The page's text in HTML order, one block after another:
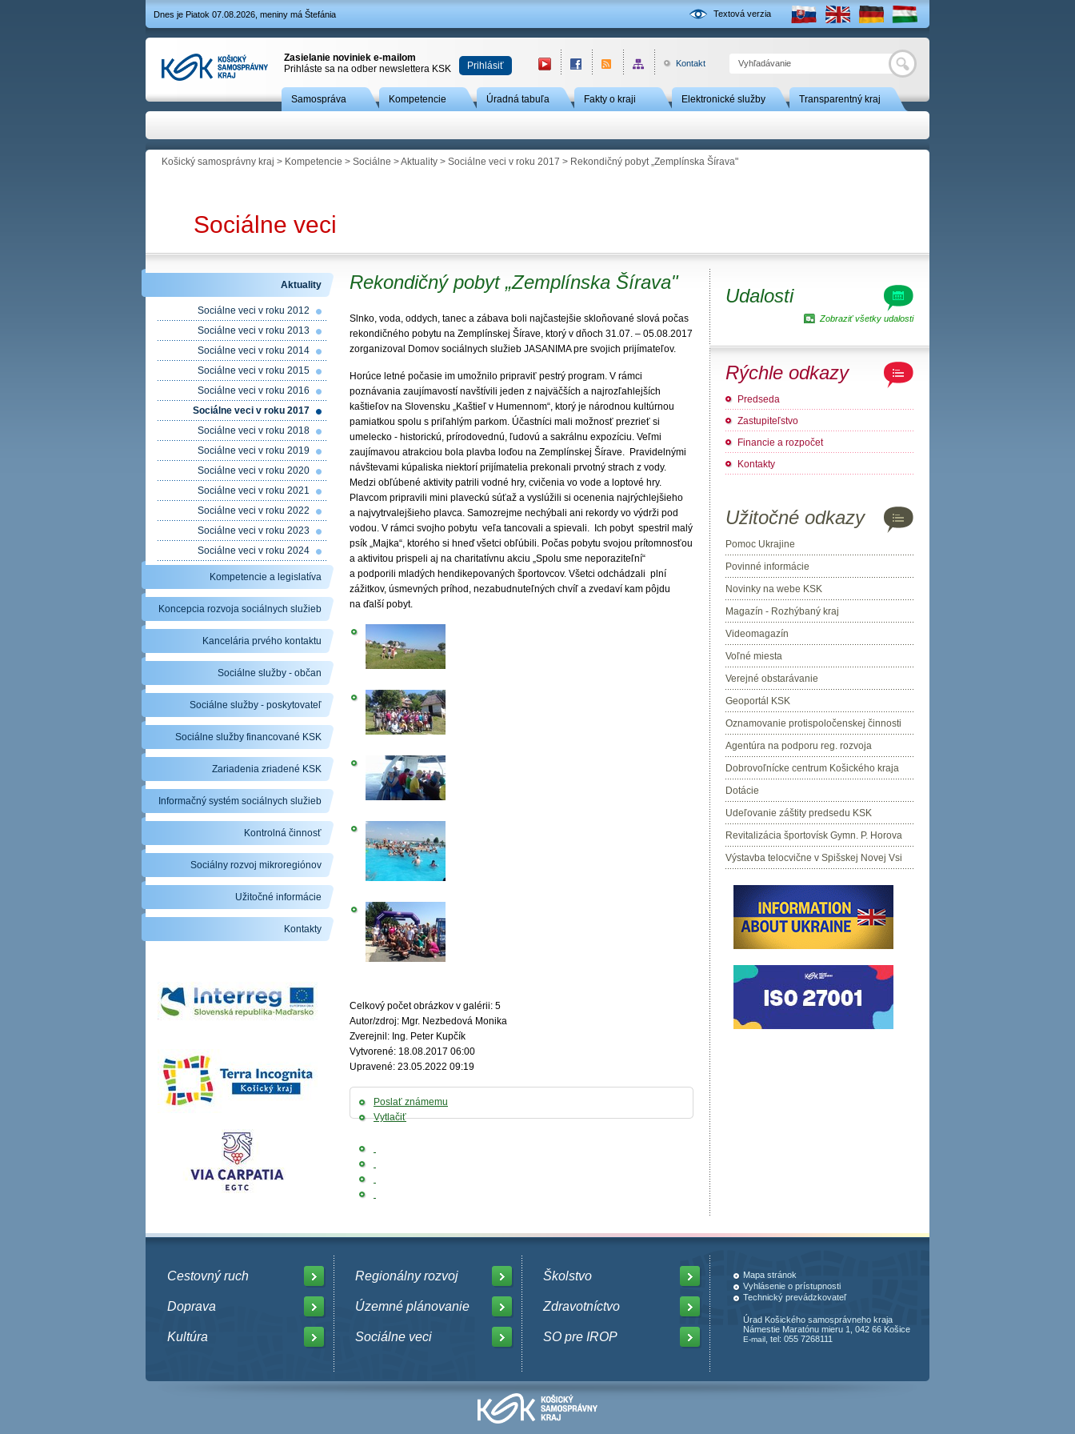
Textová verzia
Dnes je Piatok 07.08.2026, meniny má Štefánia
Hľadať
Zasielanie noviniek e-mailom
Prihláste sa na odber newslettera KSK
Prihlásiť Kontakt
Samospráva Kompetencie Úradná tabuľa Fakty o kraji Elektronické služby Transparentný kraj
Košický samosprávny kraj > Kompetencie > Sociálne >Aktuality > Sociálne veci v roku 2017 > Rekondičný pobyt „Zemplínska Šírava"
Sociálne veci
Rekondičný pobyt „Zemplínska Šírava"
Slnko, voda, oddych, tanec a zábava boli najčastejšie skloňované slová počas
rekondičného pobytu na Zemplínskej Šírave, ktorý v dňoch 31.07. – 05.08.2017
zorganizoval Domov sociálnych služieb JASANIMA pre svojich prijímateľov.
Horúce letné počasie im umožnilo pripraviť pestrý program. V rámci
poznávania zaujímavostí navštívili jeden z najväčších a najrozľahlejších
kaštieľov na Slovensku „Kaštieľ v Humennom“, ktorý je národnou kultúrnou
pamiatkou spolu s priľahlým parkom. Účastníci mali možnosť prezrieť si
umelecko - historickú, prírodovednú, ľudovú a sakrálnu expozíciu. Veľmi
zaujímavou atrakciou bola plavba loďou na Zemplínskej Šírave. Pravidelnými
návštevami kúpaliska niektorí prijímatelia prekonali prvotný strach z vody.
Medzi obľúbené aktivity patrili vodné hry, cvičenia vo vode a loptové hry.
Plavcom pripravili mini plaveckú súťaž a vyslúžili si ocenenia najrýchlejšieho
a najvytrvalejšieho plavca. Samozrejme nechýbali ani rekordy vo výdrži pod
vodou. V rámci svojho pobytu veľa tancovali a spievali. Ich pobyt spestril malý
psík „Majka“, ktorého si hneď všetci obľúbili. Počas pobytu svojou prítomnosťou
a aktivitou prispeli aj na charitatívnu akciu „Spolu sme neporaziteľní“
a podporili mladých hendikepovaných športovcov. Všetci odchádzali plní
zážitkov, úsmevných príhod, nezabudnuteľných chvíľ a zvedaví kam pôjdu
na ďalší pobyt.
Celkový počet obrázkov v galérii: 5
Autor/zdroj: Mgr. Nezbedová Monika
Zverejnil: Ing. Peter Kupčík
Vytvorené: 18.08.2017 06:00
Upravené: 23.05.2022 09:19
Poslať známemu
Vytlačiť
Aktuality
Sociálne veci v roku 2012
Sociálne veci v roku 2013
Sociálne veci v roku 2014
Sociálne veci v roku 2015
Sociálne veci v roku 2016
Sociálne veci v roku 2017
Sociálne veci v roku 2018
Sociálne veci v roku 2019
Sociálne veci v roku 2020
Sociálne veci v roku 2021
Sociálne veci v roku 2022
Sociálne veci v roku 2023
Sociálne veci v roku 2024
Kompetencie a legislatíva
Koncepcia rozvoja sociálnych služieb
Kancelária prvého kontaktu
Sociálne služby - občan
Sociálne služby - poskytovateľ
Sociálne služby financované KSK
Zariadenia zriadené KSK
Informačný systém sociálnych služieb
Kontrolná činnosť
Sociálny rozvoj mikroregiónov
Užitočné informácie
Kontakty
Udalosti
Zobraziť všetky udalosti
Rýchle odkazy
Predseda
Zastupiteľstvo
Financie a rozpočet
Kontakty
Užitočné odkazy
Pomoc Ukrajine
Povinné informácie
Novinky na webe KSK
Magazín - Rozhýbaný kraj
Videomagazín
Voľné miesta
Verejné obstarávanie
Geoportál KSK
Oznamovanie protispoločenskej činnosti
Agentúra na podporu reg. rozvoja
Dobrovoľnícke centrum Košického kraja
Dotácie
Udeľovanie záštity predsedu KSK
Revitalizácia športovísk Gymn. P. Horova
Výstavba telocvične v Spišskej Novej Vsi
Cestovný ruch
Doprava
Kultúra
Regionálny rozvoj
Územné plánovanie
Sociálne veci
Školstvo
Zdravotníctvo
SO pre IROP
Mapa stránok
Vyhlásenie o prístupnosti
Technický prevádzkovateľ
Úrad Košického samosprávneho kraja
Námestie Maratónu mieru 1, 042 66 Košice
E-mail , tel: 055 7268111